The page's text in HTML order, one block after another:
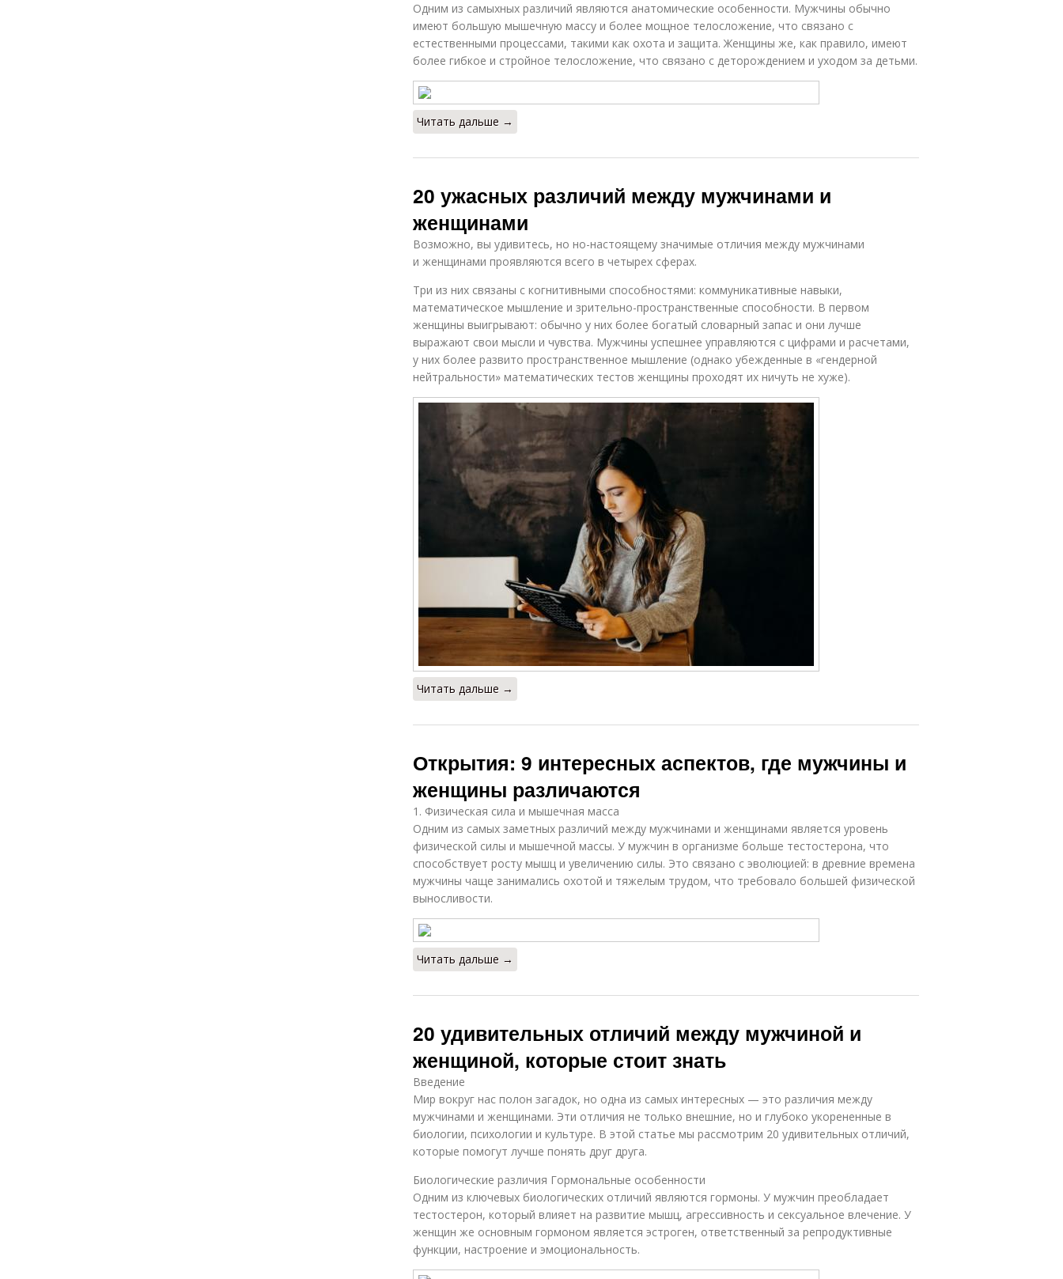
Одним из самыхных различий являются анатомические особенности. Мужчины обычно
имеют большую мышечную массу и более мощное телосложение, что связано с
естественными процессами, такими как охота и защита. Женщины же, как правило, имеют
более гибкое и стройное телосложение, что связано с деторождением и уходом за детьми.
Читать дальше →
20 ужасных различий между мужчинами и
женщинами
Возможно, вы удивитесь, но но-настоящему значимые отличия между мужчинами
и женщинами проявляются всего в четырех сферах.
Три из них связаны с когнитивными способностями: коммуникативные навыки,
математическое мышление и зрительно-пространственные способности. В первом
женщины выигрывают: обычно у них более богатый словарный запас и они лучше
выражают свои мысли и чувства. Мужчины успешнее управляются с цифрами и расчетами,
у них более развито пространственное мышление (однако убежденные в «гендерной
нейтральности» математических тестов женщины проходят их ничуть не хуже).
Читать дальше →
Открытия: 9 интересных аспектов, где мужчины и
женщины различаются
1. Физическая сила и мышечная масса
Одним из самых заметных различий между мужчинами и женщинами является уровень
физической силы и мышечной массы. У мужчин в организме больше тестостерона, что
способствует росту мышц и увеличению силы. Это связано с эволюцией: в древние времена
мужчины чаще занимались охотой и тяжелым трудом, что требовало большей физической
выносливости.
Читать дальше →
20 удивительных отличий между мужчиной и
женщиной, которые стоит знать
Введение
Мир вокруг нас полон загадок, но одна из самых интересных — это различия между
мужчинами и женщинами. Эти отличия не только внешние, но и глубоко укорененные в
биологии, психологии и культуре. В этой статье мы рассмотрим 20 удивительных отличий,
которые помогут лучше понять друг друга.
Биологические различия Гормональные особенности
Одним из ключевых биологических отличий являются гормоны. У мужчин преобладает
тестостерон, который влияет на развитие мышц, агрессивность и сексуальное влечение. У
женщин же основным гормоном является эстроген, ответственный за репродуктивные
функции, настроение и эмоциональность.